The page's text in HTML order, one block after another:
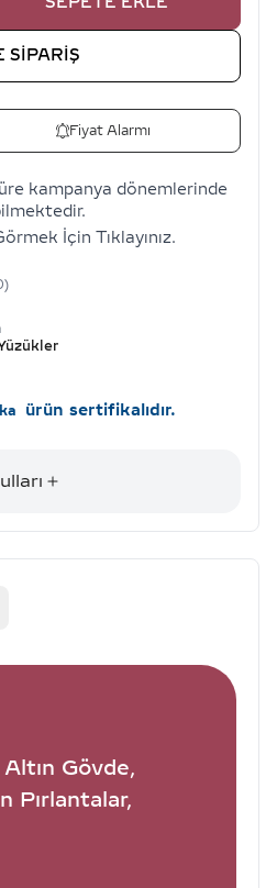
SIPARIŞ
Fiyat Alarmı
kampanya dönemlerinde
İçin Tıklayınız.
ürün sertifikalıdır.
Gövde,
Pırlantalar,